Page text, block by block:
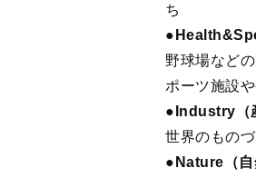
ち
野球場など
ポーツ施設
●Industry（
世界のもの
●Nature（自